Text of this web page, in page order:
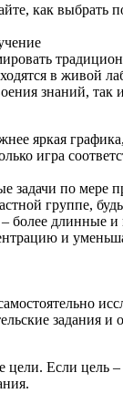
как
в
знаний,
яркая
игра
задачи по мере
группе,
– более длинные
и
задания и
Если